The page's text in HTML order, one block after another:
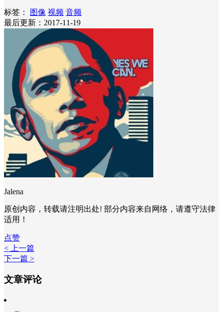
标签： 图像 视频 音频
最后更新：2017-11-19
Jalena
原创内容，转载请注明出处! 部分内容来自网络，请遵守法律
适用！
点赞
< 上一篇
下一篇 >
文章评论